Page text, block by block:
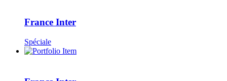
France Inter
Spéciale